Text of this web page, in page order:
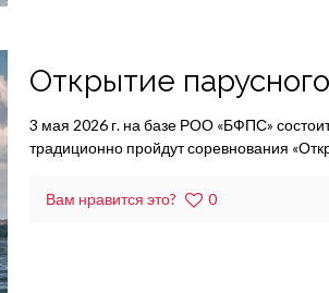
Открытие
3 мая 2026 г. на базе РОО «БФПС»
традиционно пройдут соревнования
Вам нравится это? 0